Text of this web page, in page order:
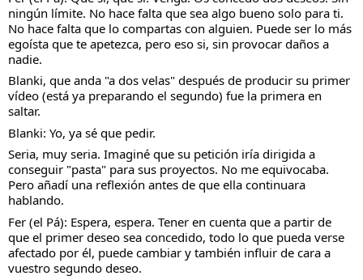
ningún límite. No hace falta que sea algo bueno solo para ti.
No hace falta que lo compartas con alguien. Puede ser lo más
egoísta que te apetezca, pero eso si, sin provocar daños a
nadie.
Blanki, que anda "a dos velas" después de producir su primer
vídeo (está ya preparando el segundo) fue la primera en
saltar.
Blanki: Yo, ya sé que pedir.
Seria, muy seria. Imaginé que su petición iría dirigida a
conseguir "pasta" para sus proyectos. No me equivocaba.
Pero añadí una reflexión antes de que ella continuara
hablando.
Fer (el Pá): Espera, espera. Tener en cuenta que a partir de
que el primer deseo sea concedido, todo lo que pueda verse
afectado por él, puede cambiar y también influir de cara a
vuestro segundo deseo.